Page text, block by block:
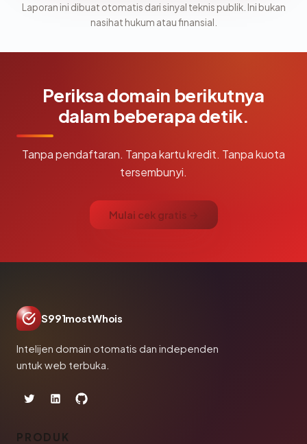
Laporan ini dibuat otomatis dari sinyal teknis publik. Ini bukan
nasihat hukum atau finansial.
Periksa domain berikutnya
dalam beberapa detik.
Tanpa pendaftaran. Tanpa kartu kredit. Tanpa kuota
tersembunyi.
Mulai cek gratis →
S991mostWhois
Intelijen domain otomatis dan independen
untuk web terbuka.
PRODUK